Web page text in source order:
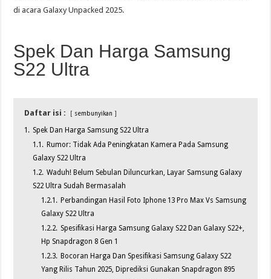
di acara Galaxy Unpacked 2025.
Spek Dan Harga Samsung
S22 Ultra
Daftar isi : sembunyikan
1. Spek Dan Harga Samsung S22 Ultra
1.1. Rumor: Tidak Ada Peningkatan Kamera Pada Samsung
Galaxy S22 Ultra
1.2. Waduh! Belum Sebulan Diluncurkan, Layar Samsung Galaxy
S22 Ultra Sudah Bermasalah
1.2.1. Perbandingan Hasil Foto Iphone 13 Pro Max Vs Samsung
Galaxy S22 Ultra
1.2.2. Spesifikasi Harga Samsung Galaxy S22 Dan Galaxy S22+,
Hp Snapdragon 8 Gen 1
1.2.3. Bocoran Harga Dan Spesifikasi Samsung Galaxy S22
Yang Rilis Tahun 2025, Diprediksi Gunakan Snapdragon 895